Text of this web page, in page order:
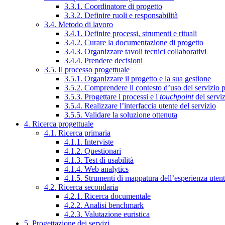
3.3.1. Coordinatore di progetto
3.3.2. Definire ruoli e responsabilità
3.4. Metodo di lavoro
3.4.1. Definire processi, strumenti e rituali
3.4.2. Curare la documentazione di progetto
3.4.3. Organizzare tavoli tecnici collaborativi
3.4.4. Prendere decisioni
3.5. Il processo progettuale
3.5.1. Organizzare il progetto e la sua gestione
3.5.2. Comprendere il contesto d’uso del servizio
3.5.3. Progettare i processi e i touchpointdel
3.5.4. Realizzare l’interfaccia utente del servizio
3.5.5. Validare la soluzione ottenuta
4. Ricerca progettuale
4.1. Ricerca primaria
4.1.1. Interviste
4.1.2. Questionari
4.1.3. Test di usabilità
4.1.4. Web analytics
4.1.5. Strumenti di mappatura dell’esperienza
4.2. Ricerca secondaria
4.2.1. Ricerca documentale
4.2.2. Analisi benchmark
4.2.3. Valutazione euristica
5. Progettazione dei servizi